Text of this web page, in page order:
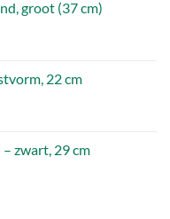
groot (37 cm)
22 cm
zwart, 29 cm